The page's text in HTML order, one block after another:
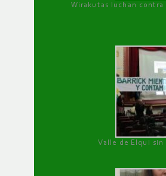
Wirakutas luchan
Valle de Elqui sin